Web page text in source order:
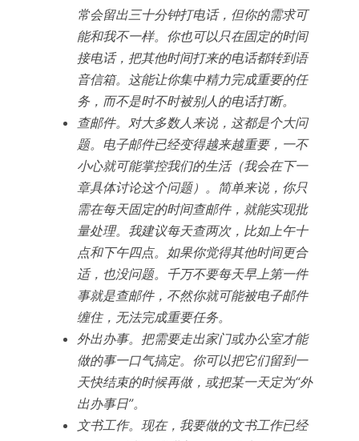
常会留出三十分钟打电话，但你的需求可
能和我不一样。你也可以只在固定的时间
接电话，把其他时间打来的电话都转到语
音信箱。这能让你集中精力完成重要的任
务，而不是时不时被别人的电话打断。
查邮件。对大多数人来说，这都是个大问
题。电子邮件已经变得越来越重要，一不
小心就可能掌控我们的生活（我会在下一
章具体讨论这个问题）。简单来说，你只
需在每天固定的时间查邮件，就能实现批
量处理。我建议每天查两次，比如上午十
点和下午四点。如果你觉得其他时间更合
适，也没问题。千万不要每天早上第一件
事就是查邮件，不然你就可能被电子邮件
缠住，无法完成重要任务。
外出办事。把需要走出家门或办公室才能
做的事一口气搞定。你可以把它们留到一
天快结束的时候再做，或把某一天定为“外
出办事日”。
文书工作。现在，我要做的文书工作已经